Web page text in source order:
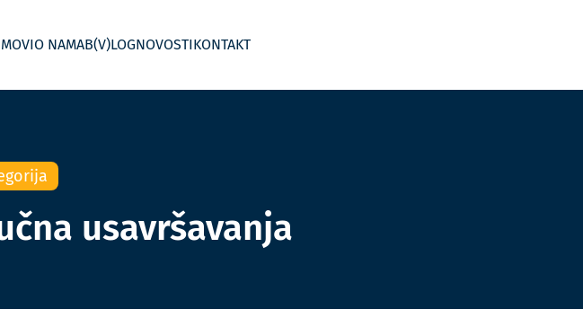
O NAMAB(V)LOGNOVOSTIKONTAKT
usavršavanja